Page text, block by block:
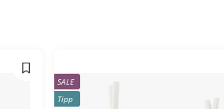
SALE
Tipp